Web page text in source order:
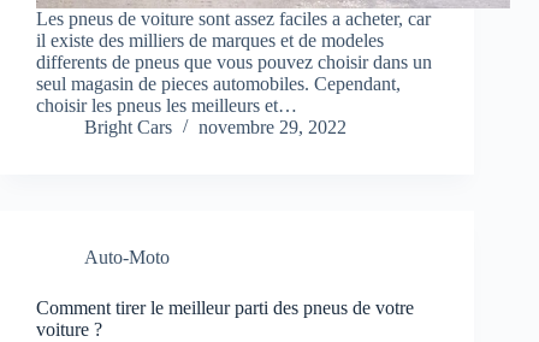
Les pneus de voiture sont assez faciles a acheter, car
il existe des milliers de marques et de modeles
differents de pneus que vous pouvez choisir dans un
seul magasin de pieces automobiles. Cependant,
choisir les pneus les meilleurs et…
Bright Cars
novembre 29, 2022
Auto-Moto
Comment tirer le meilleur parti des pneus de votre
voiture ?